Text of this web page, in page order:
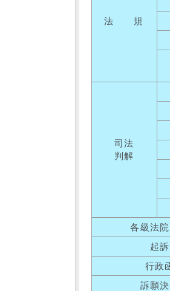
法 規
司法
判解
各級法
起
行政
訴願